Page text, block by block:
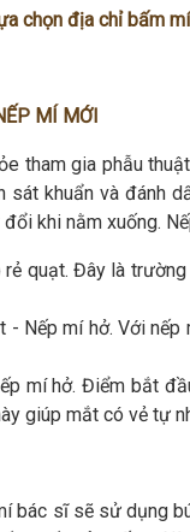
chọn địa chỉ bấm
MÍ MỚI
tham gia phẫu
sát khuẩn và đánh
khi nằm xuống.
quạt. Đây là
- Nếp mí hở. Với
mí hở. Điểm bắt
giúp mắt có vẻ tự
bác sĩ sẽ sử dụng